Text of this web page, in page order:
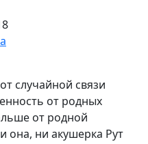
случайной связи
от родных
от родной
ни акушерка Рут